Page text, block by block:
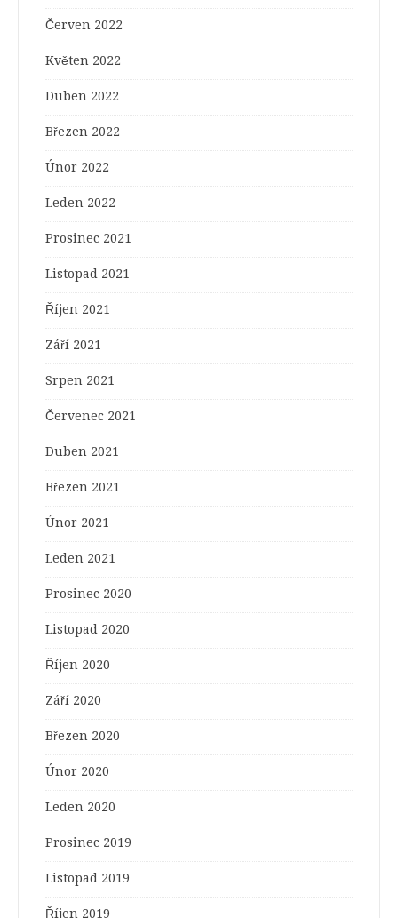
Červen 2022
Květen 2022
Duben 2022
Březen 2022
Únor 2022
Leden 2022
Prosinec 2021
Listopad 2021
Říjen 2021
Září 2021
Srpen 2021
Červenec 2021
Duben 2021
Březen 2021
Únor 2021
Leden 2021
Prosinec 2020
Listopad 2020
Říjen 2020
Září 2020
Březen 2020
Únor 2020
Leden 2020
Prosinec 2019
Listopad 2019
Říjen 2019